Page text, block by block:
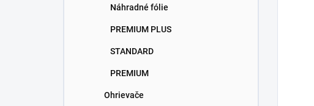
Náhradné fólie
PREMIUM PLUS
STANDARD
PREMIUM
Ohrievače